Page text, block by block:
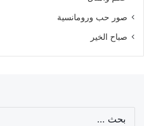
صور حب ورومانسية
صباح الخير